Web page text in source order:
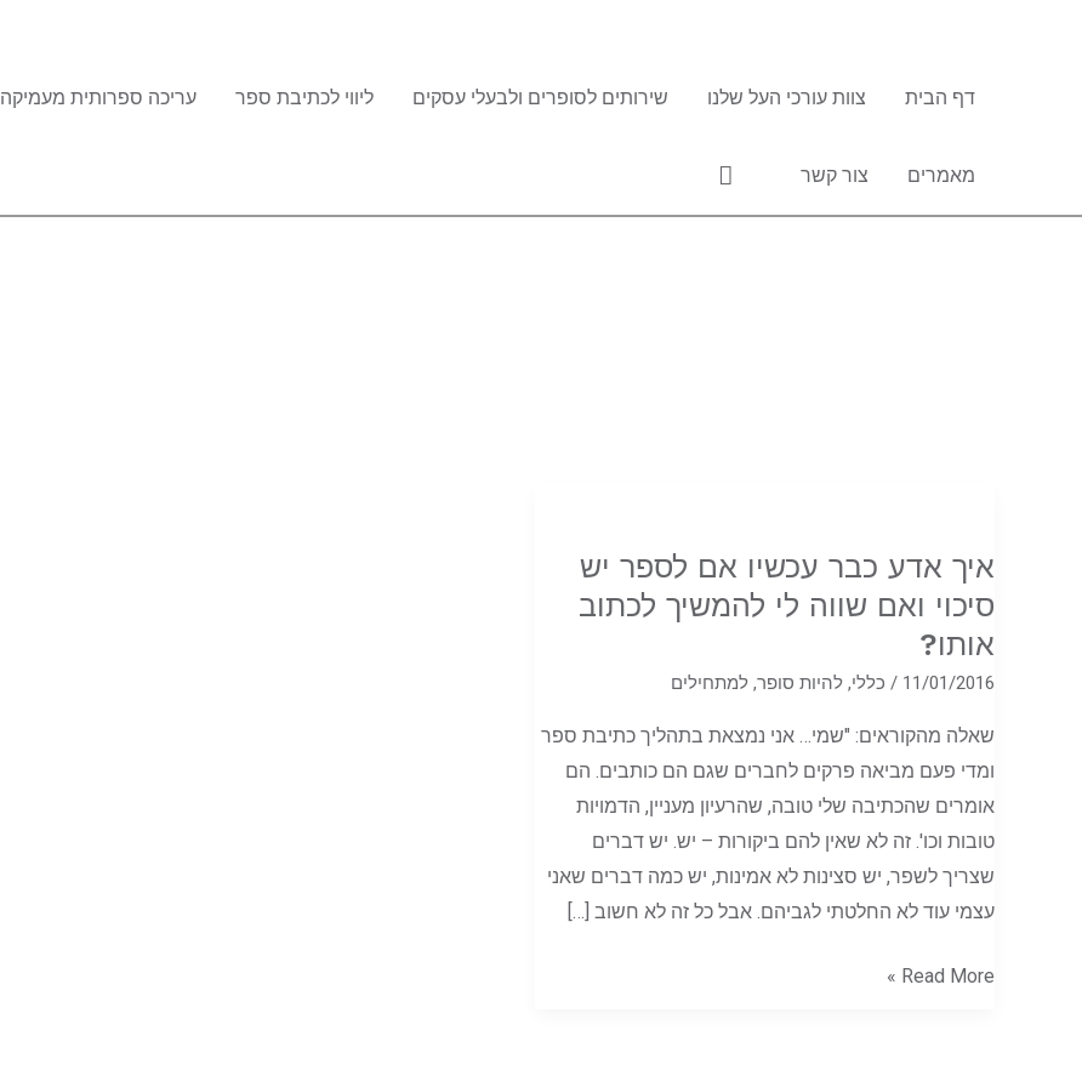
דף הבית
צוות עורכי העל שלנו שירותים לסופרים ולבעלי עסקים ליווי לכתיבת ספר עריכה ספרותית מעמיקה
מאמרים צור קשר חיפוש
איך אדע כבר עכשיו אם לספר יש
סיכוי ואם שווה לי להמשיך לכתוב
אותו?
11/01/2016
/ כללי, להיות סופר, למתחילים
שאלה מהקוראים: "שמי… אני נמצאת בתהליך כתיבת ספר
ומדי פעם מביאה פרקים לחברים שגם הם כותבים. הם
אומרים שהכתיבה שלי טובה, שהרעיון מעניין, הדמויות
טובות וכו'. זה לא שאין להם ביקורות – יש. יש דברים
שצריך לשפר, יש סצינות לא אמינות, יש כמה דברים שאני
עצמי עוד לא החלטתי לגביהם. אבל כל זה לא חשוב […]
כבר
עכשיו
אם
לספר
סיכוי
ואם
שווה
לי
להמשיך
לכתוב
Read More »